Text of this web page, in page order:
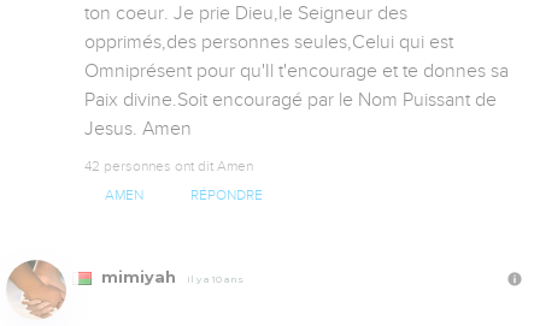
ton coeur. Je prie Dieu,le Seigneur des
opprimés,des personnes seules,Celui qui est
Omniprésent pour qu'Il t'encourage et te donnes sa
Paix divine.Soit encouragé par le Nom Puissant de
Jesus. Amen
42 personnes ont dit Amen
AMEN RÉPONDRE
mimiyah Il y a 10 ans